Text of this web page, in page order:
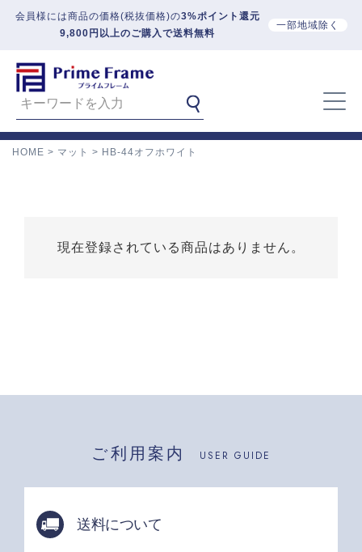
会員様には商品の価格(税抜価格)の3%ポイント還元
9,800円以上のご購入で送料無料
一部地域除く
HOME マット HB-44オフホワイト
現在登録されている商品はありません。
ご利用案内 USER GUIDE
送料について